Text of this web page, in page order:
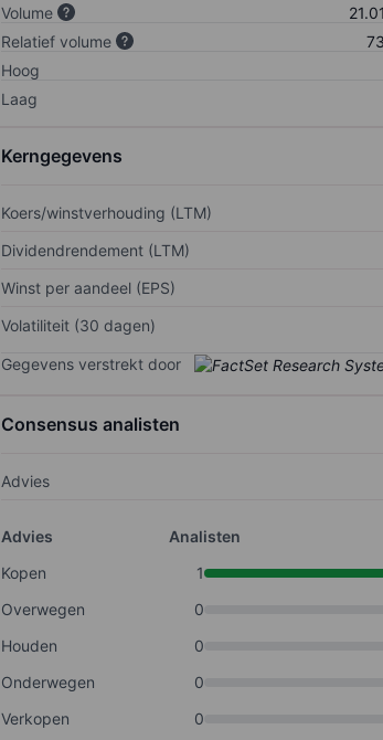
Volume
Relatief volume
Hoog
Laag
Kerngegevens
Koers/winstverhouding (LTM)
Dividendrendement (LTM)
Winst per aandeel (EPS)
Volatiliteit (30 dagen)
Gegevens verstrekt door
Consensus analisten
Advies
Advies
Analisten
Kopen
1
Overwegen
0
Houden
0
Onderwegen
0
Verkopen
0